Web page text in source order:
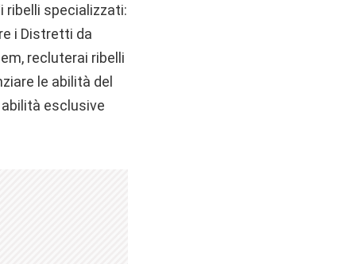
ribelli specializzati:
i Distretti da
recluterai ribelli
le abilità del
esclusive